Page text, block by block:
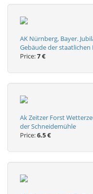
AK Nürnberg, Bayer.
Gebäude der
Price:7 €
Ak Zeitzer Forst
der Schneidemühle
Price:6.5 €